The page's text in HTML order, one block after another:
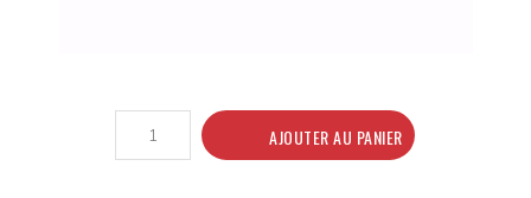
AJOUTER AU PANIER